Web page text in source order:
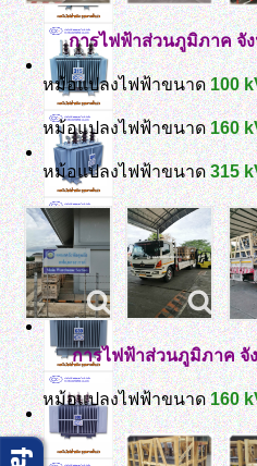
การไฟฟ้าส่วนภูมิภาค จั
หม้อแปลงไฟฟ้าขนาด100
หม้อแปลงไฟฟ้าขนาด160
หม้อแปลงไฟฟ้าขนาด315
การไฟฟ้าส่วนภูมิภาค จั
หม้อแปลงไฟฟ้าขนาด160